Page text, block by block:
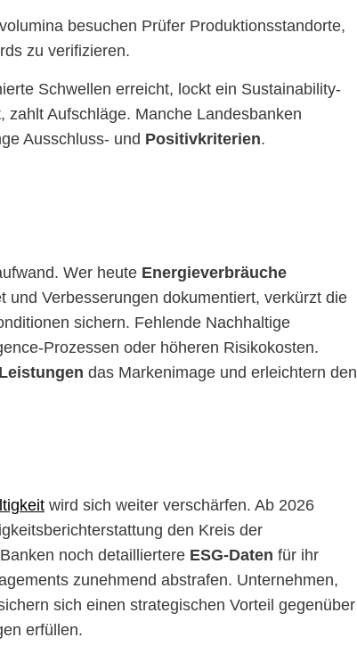
besuchen Prüfer Produktions­standorte,
zu verifizieren.
Schwellen erreicht, lockt ein Sustainability-
Aufschläge. Manche Landesbanken
Ausschluss- und Positivkriterien.
Wer heute Energieverbräuche
und Verbesserungen dokumentiert, verkürzt die
sichern. Fehlende Nachhaltige
Prozessen oder höheren Risikokosten.
das Markenimage und erleichtern den
wird sich weiter verschärfen. Ab 2026
den Kreis der
noch detailliertere ESG-Daten für ihr
zunehmend abstrafen. Unternehmen,
sich einen strategischen Vorteil gegenüber
erfüllen.